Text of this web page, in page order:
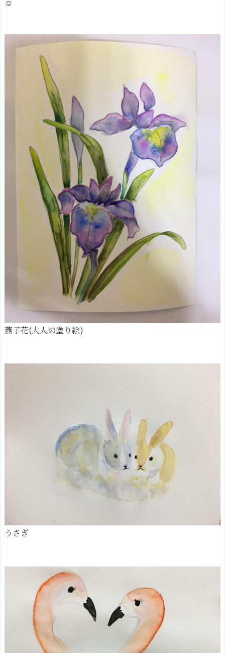
心
め
の
道
具
（絵
の
具・
筆
な
ど）
お
す
す
め
の
絵
の
具
ま
と
め：
手
軽
を
楽
し
☺︎
燕子花(大人の塗り絵)
うさぎ